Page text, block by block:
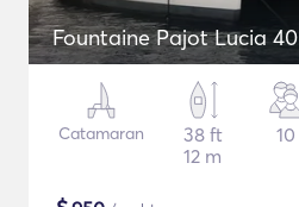
Fountaine Pajot Lucia 40
Catamaran
38 ft
12 m
10